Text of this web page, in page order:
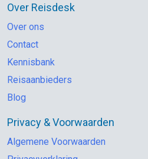
Over Reisdesk
Over ons
Contact
Kennisbank
Reisaanbieders
Blog
Privacy & Voorwaarden
Algemene Voorwaarden